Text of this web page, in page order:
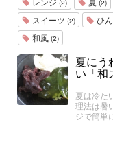
(2) (2)
スイーツ (2) ひ
和風 (2)
夏にう
い「和
夏は冷た
理法は暑
ジで簡単